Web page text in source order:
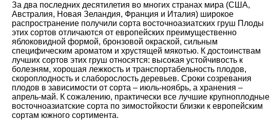
За два последних десятилетия во многих странах мира (США,
Австралия, Новая Зеландия, Франция и Италия) широкое
распространение получили сорта восточноазиатских груш Плоды
этих сортов отличаются от европейских преимущественно
яблоковидной формой, бронзовой окраской, сильным
специфическим ароматом и хрустящей мякотью. К достоинствам
лучших сортов этих груш относятся: высокая устойчивость к
болезням, хорошая лежкость и транспортабельность плодов,
скороплодность и слаборослость деревьев. Сроки созревания
плодов в зависимости от сорта – июль-ноябрь, а хранения –
апрель-май. К сожалению, практически все лучшие крупноплодные
восточноазиатские сорта по зимостойкости близки к европейским
сортам южного сортимента.